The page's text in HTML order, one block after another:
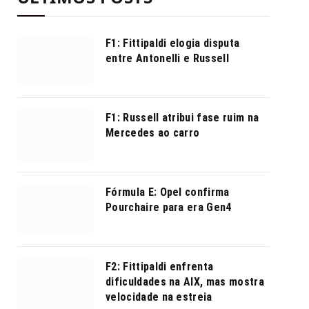
F1: Fittipaldi elogia disputa
entre Antonelli e Russell
F1: Russell atribui fase ruim na
Mercedes ao carro
Fórmula E: Opel confirma
Pourchaire para era Gen4
F2: Fittipaldi enfrenta
dificuldades na AIX, mas mostra
velocidade na estreia